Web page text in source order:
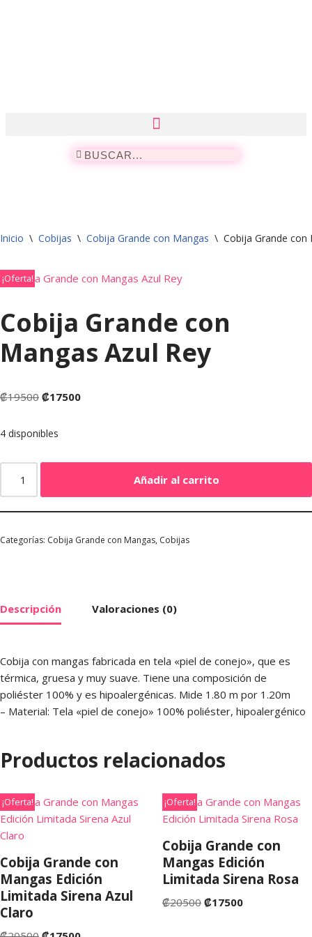
Inicio \ Cobijas \ Cobija Grande con Mangas \ Cobija Grande con
¡Oferta!
Cobija Grande con
Mangas Azul Rey
₡19500 ₡17500
4 disponibles
Añadir al carrito
Categorías: Cobija Grande con Mangas, Cobijas
Descripción Valoraciones (0)
Cobija con mangas fabricada en tela «piel de conejo», que es
térmica, gruesa y muy suave. Tiene una composición de
poliéster 100% y es hipoalergénicas. Mide 1.80 m por 1.20m
– Material: Tela «piel de conejo» 100% poliéster, hipoalergénico
Productos relacionados
¡Oferta!
Cobija Grande con
Mangas Edición
Limitada Sirena Azul
Claro
¡Oferta!
Cobija Grande con
Mangas Edición
Limitada Sirena Rosa
₡20500 ₡17500